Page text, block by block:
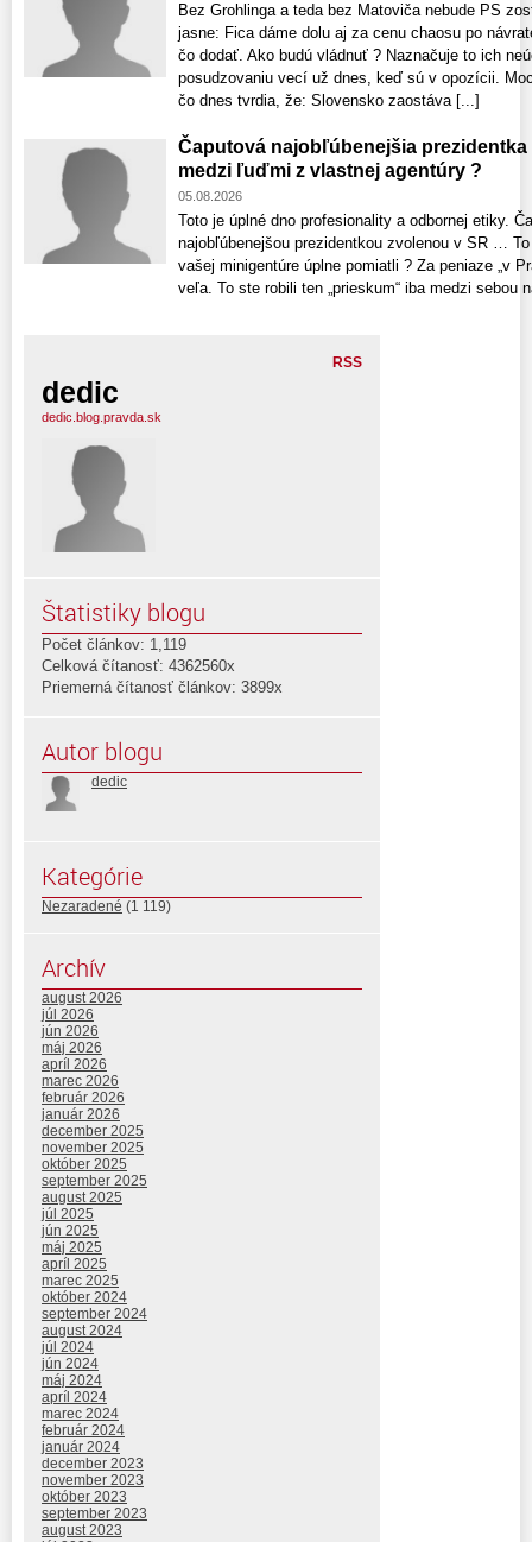
Bez Grohlinga a teda bez Matoviča nebude PS
jasne: Fica dáme dolu aj za cenu chaosu po
čo dodať. Ako budú vládnuť ? Naznačuje to ich
posudzovaniu vecí už dnes, keď sú v opozícii.
čo dnes tvrdia, že: Slovensko zaostáva [...]
Čaputová najobľúbenejšia
medzi ľuďmi z vlastnej agentúry ?
05.08.2026
Toto je úplné dno profesionality a odbornej etiky.
najobľúbenejšou prezidentkou zvolenou v SR …
vašej minigentúre úplne pomiatli ? Za peniaze „v
veľa. To ste robili ten „prieskum“ iba medzi sebou
RSS
dedic
dedic.blog.pravda.sk
Štatistiky blogu
Počet článkov: 1,119
Celková čítanosť: 4362560x
Priemerná čítanosť článkov: 3899x
Autor blogu
dedic
Kategórie
Nezaradené (1 119)
Archív
august 2026
júl 2026
jún 2026
máj 2026
apríl 2026
marec 2026
február 2026
január 2026
december 2025
november 2025
október 2025
september 2025
august 2025
júl 2025
jún 2025
máj 2025
apríl 2025
marec 2025
október 2024
september 2024
august 2024
júl 2024
jún 2024
máj 2024
apríl 2024
marec 2024
február 2024
január 2024
december 2023
november 2023
október 2023
september 2023
august 2023